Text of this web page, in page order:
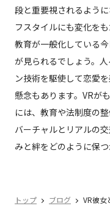
段と重要視されるよう
フスタイルにも変化を
教育が一般化している
が見られるでしょう。
ン技術を駆使して恋愛
懸念もあります。VRが
には、教育や法制度の
バーチャルとリアルの
みと絆をどのように保
トップ ブログ
VR彼女